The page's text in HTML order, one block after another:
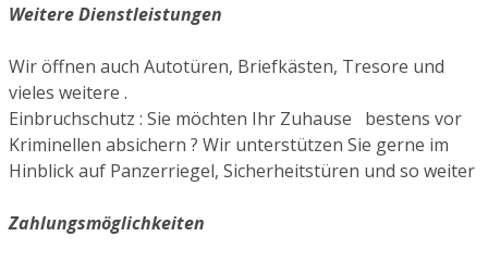
Weitere Dienstleistungen
Wir öffnen auch Autotüren, Briefkästen, Tresore und
vieles weitere .
Einbruchschutz : Sie möchten Ihr Zuhause bestens vor
Kriminellen absichern ? Wir unterstützen Sie gerne im
Hinblick auf Panzerriegel, Sicherheitstüren und so weiter
Zahlungsmöglichkeiten